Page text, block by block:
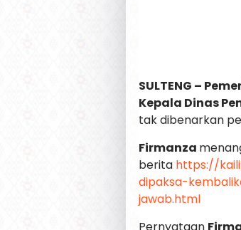
SULTENG –
Kepala Dinas
tak dibenarkan
Firmanza
berita https://
dipaksa-
jawab.html